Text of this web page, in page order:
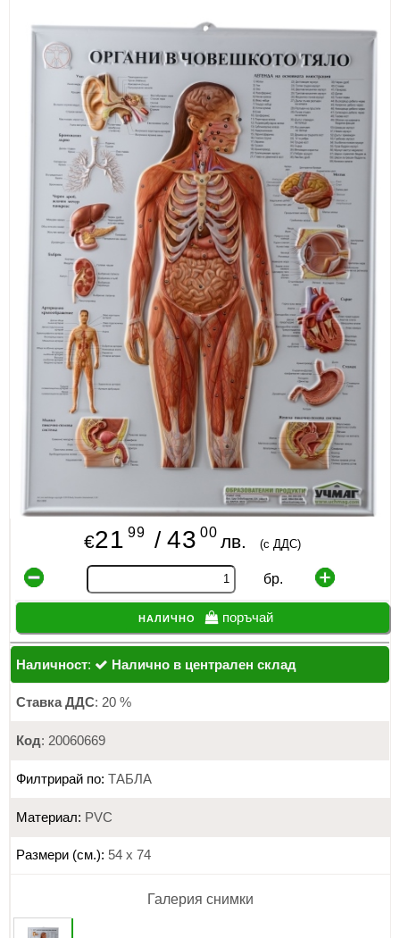
МЕБЕЛИ И ОБОРУДВАНЕ
КАНЦЕЛАРСКИ МАТЕРИАЛИ
КНИГИ И УЧЕБНИЦИ
БДП
НОВИ
ПРОМОЦИИ
S.T.E.M.
ИНСТРУМЕНТИ
€21 99 /43 00 лв. (с ДДС)
бр.
налично поръчай
Наличност: Налично в централен склад
Ставка ДДС: 20 %
Код: 20060669
Филтрирай по: ТАБЛА
Материал: PVC
Размери (см.): 54 х 74
Галерия снимки